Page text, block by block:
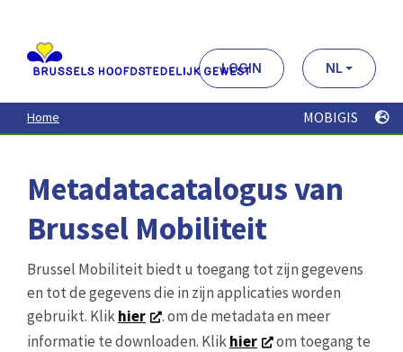
contenu
principal
LOGIN NL
Home MOBIGIS
Metadatacatalogus van
Brussel Mobiliteit
Brussel Mobiliteit biedt u toegang tot zijn gegevens
en tot de gegevens die in zijn applicaties worden
gebruikt. Klikhier
. om de metadata en meer
informatie te downloaden. Klikhier
om toegang te